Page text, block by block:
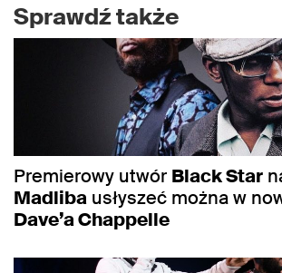
Sprawdź także
Premierowy utwór Black Star
Madliba usłyszeć można w
Dave’a Chappelle